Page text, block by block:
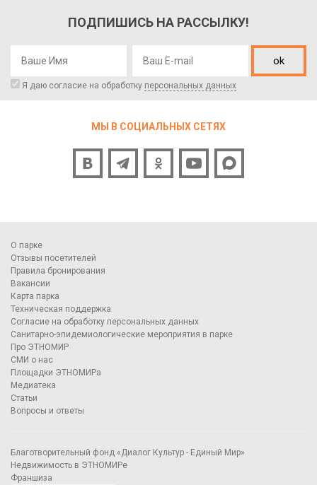
ПОДПИШИСЬ НА РАССЫЛКУ!
ok
Я даю согласие на обработку персональных данных
МЫ В СОЦИАЛЬНЫХ СЕТЯХ
О парке
Отзывы посетителей
Правила бронирования
Вакансии
Карта парка
Техническая поддержка
Согласие на обработку персональных данных
Санитарно-эпидемиологические мероприятия в парке
Про ЭТНОМИР
СМИ о нас
Площадки ЭТНОМИРа
Медиатека
Статьи
Вопросы и ответы
Благотворительный фонд «Диалог Культур - Единый Мир»
Недвижимость в ЭТНОМИРе
Франшиза